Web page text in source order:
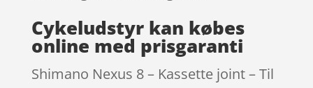
Cykeludstyr kan købes
online med prisgaranti
Shimano Nexus 8 – Kassette joint – Til